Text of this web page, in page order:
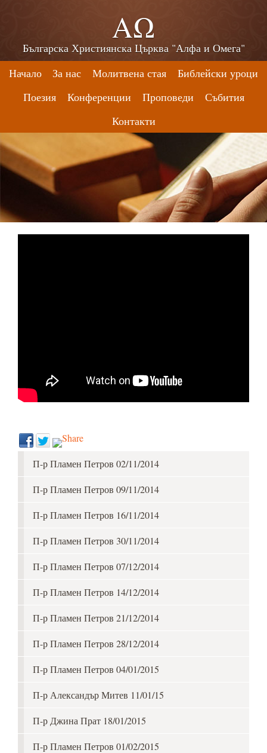
ΑΩ
Българска Християнска Църква "Алфа и Омега"
Начало
За нас Молитвена стая
Библейски уроци
Поезия
Конференции Проповеди
Събития
Контакти
П-р Пламен Петров 02/11/2014
П-р Пламен Петров 09/11/2014
П-р Пламен Петров 16/11/2014
П-р Пламен Петров 30/11/2014
П-р Пламен Петров 07/12/2014
П-р Пламен Петров 14/12/2014
П-р Пламен Петров 21/12/2014
П-р Пламен Петров 28/12/2014
П-р Пламен Петров 04/01/2015
П-р Александър Митев 11/01/15
П-р Джина Прат 18/01/2015
П-р Пламен Петров 01/02/2015